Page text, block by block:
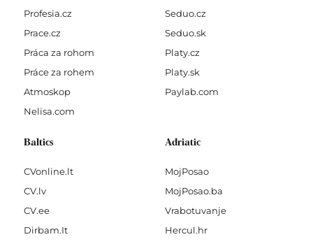
Profesia.cz
Prace.cz
Práca za rohom
Práce za rohem
Atmoskop
Nelisa.com
Seduo.cz
Seduo.sk
Platy.cz
Platy.sk
Paylab.com
Baltics
CVonline.lt
CV.lv
CV.ee
Dirbam.It
Adriatic
MojPosao
MojPosao.ba
Vrabotuvanje
Hercul.hr